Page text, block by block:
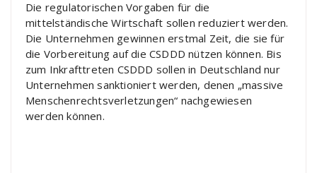
Die regulatorischen Vorgaben für die
mittelständische Wirtschaft sollen reduziert werden.
Die Unternehmen gewinnen erstmal Zeit, die sie für
die Vorbereitung auf die CSDDD nützen können. Bis
zum Inkrafttreten CSDDD sollen in Deutschland nur
Unternehmen sanktioniert werden, denen „massive
Menschenrechtsverletzungen“ nachgewiesen
werden können.